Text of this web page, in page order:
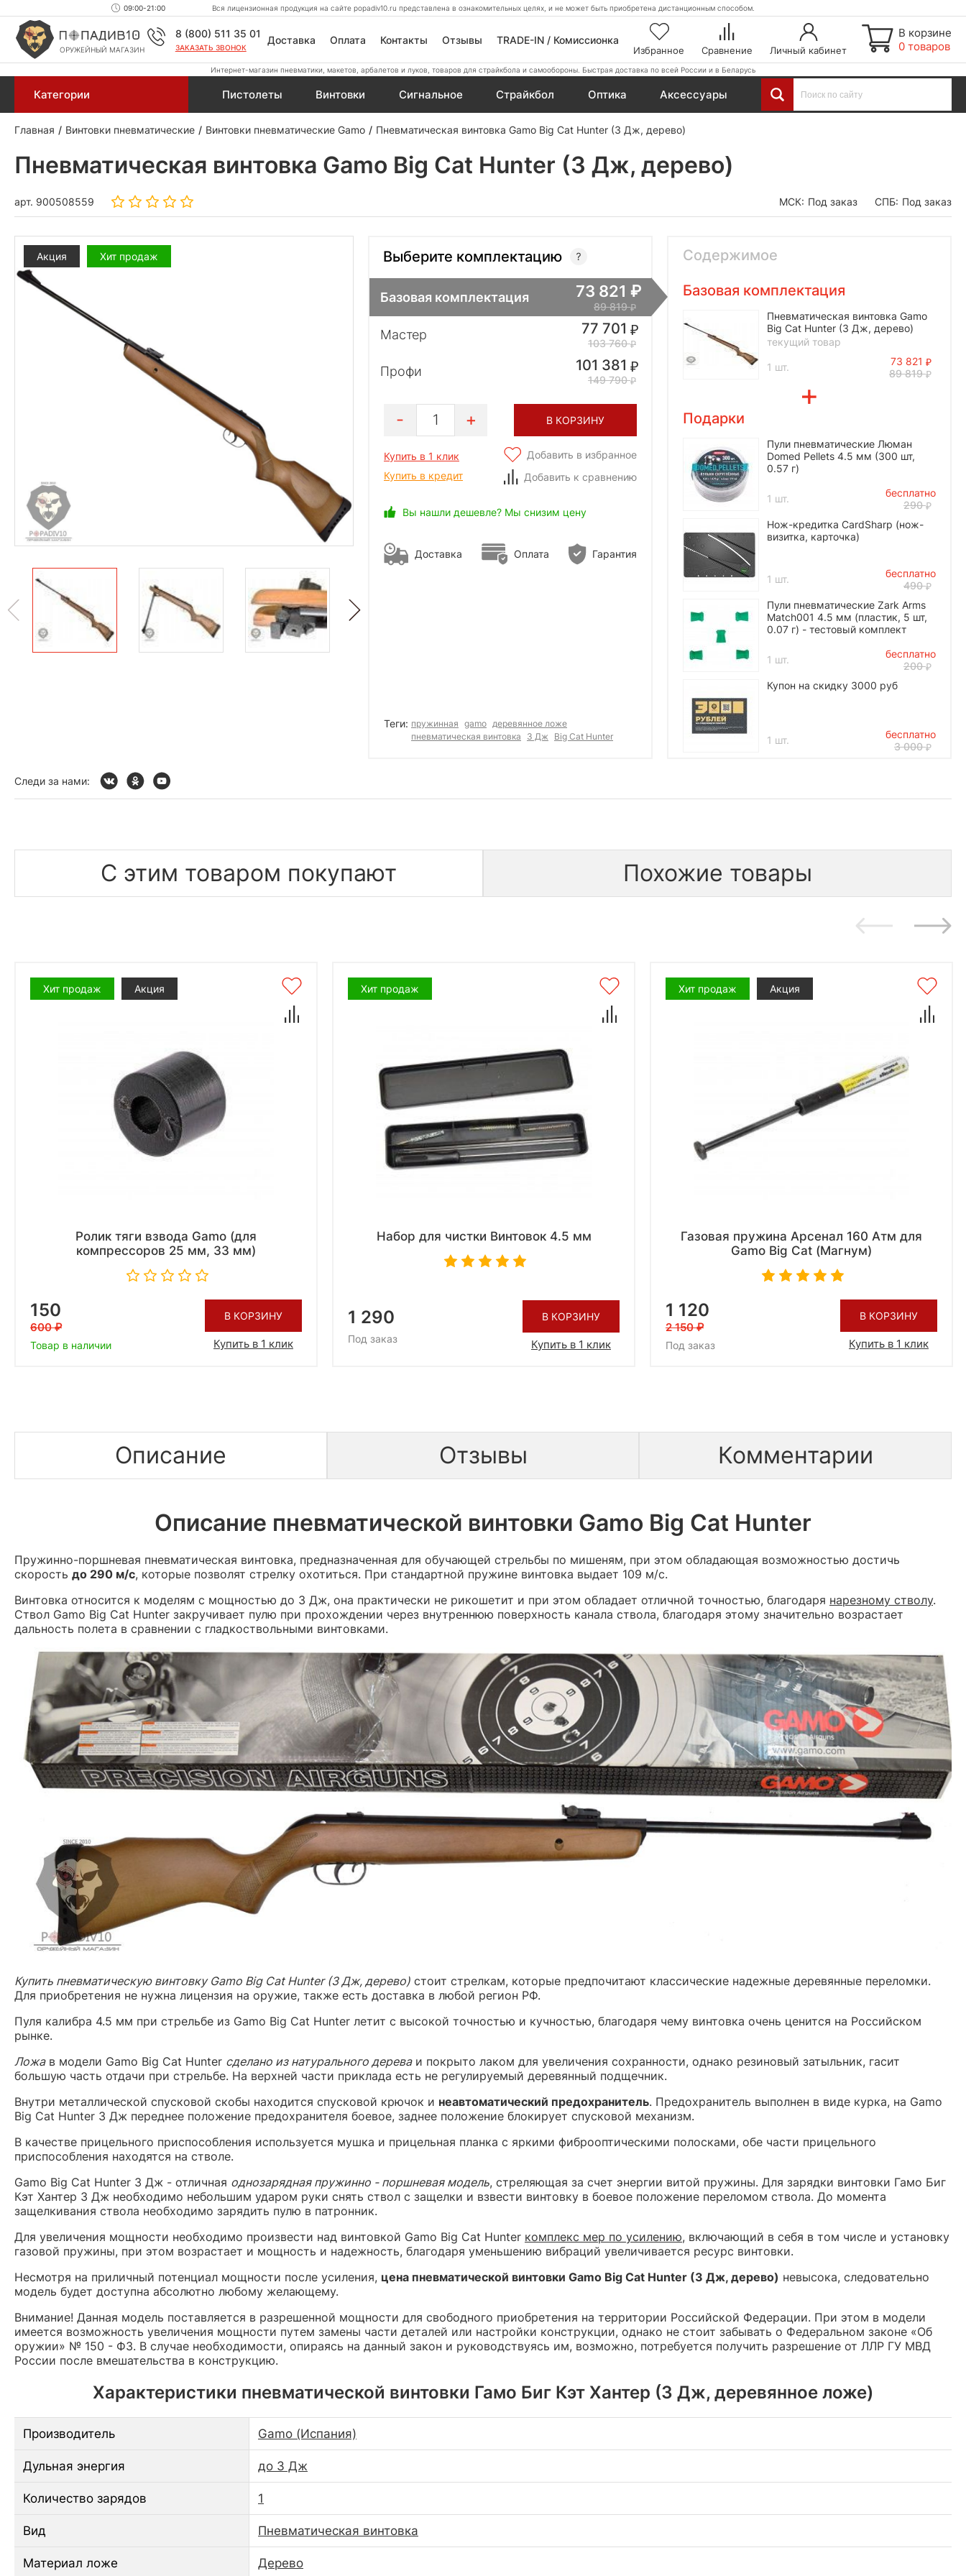
09:00-21:00 Вся лицензионная продукция на сайте popadiv10.ru представлена в ознакомительных целях, и не может быть приобретена дистанционным способом.
ОРУЖЕЙНЫЙ МАГАЗИН
8 (800) 511 35 01
ЗАКАЗАТЬ ЗВОНОК
Доставка Оплата Контакты Отзывы TRADE-IN / Комиссионка
Избранное Сравнение Личный кабинет
В корзине
0 товаров
Интернет-магазин пневматики, макетов, арбалетов и луков, товаров для страйкбола и самообороны. Быстрая доставка по всей России и в Беларусь
Категории Пистолеты Винтовки Сигнальное Страйкбол Оптика Аксессуары
Главная Винтовки пневматические Винтовки пневматические Gamo Пневматическая винтовка Gamo Big Cat Hunter (3 Дж, дерево)
Пневматическая винтовка Gamo Big Cat Hunter (3 Дж, дерево)
арт. 900508559 МСК: Под заказ СПБ: Под заказ
Акция Хит продаж Выберите комплектацию
Базовая комплектация 73 821
89 819
Мастер 77 701
103 760
Профи 101 381
149 790
1 В КОРЗИНУ
Купить в 1 клик
Купить в кредит
Добавить в избранное
Добавить к сравнению
Вы нашли дешевле? Мы снизим цену
Доставка Оплата Гарантия
Теги: пружинная gamo деревянное ложе
пневматическая винтовка
3 Дж Big Cat Hunter
Содержимое
Базовая комплектация
Пневматическая винтовка Gamo
Big Cat Hunter (3 Дж, дерево)
текущий товар
1 шт.
73 821
89 819
Подарки
Пули пневматические Люман
Domed Pellets 4.5 мм (300 шт,
0.57 г)
1 шт.
бесплатно
290
Нож-кредитка CardSharp (нож-
визитка, карточка)
1 шт.
бесплатно
490
Пули пневматические Zark Arms
Match001 4.5 мм (пластик, 5 шт,
0.07 г) - тестовый комплект
1 шт.
бесплатно
200
Купон на скидку 3000 руб
1 шт.
бесплатно
3 000
Следи за нами:
С этим товаром покупают Похожие товары
Хит продаж Акция
Ролик тяги взвода Gamo (для
компрессоров 25 мм, 33 мм)
150
600
Товар в наличии
В КОРЗИНУ
Купить в 1 клик
Хит продаж
Набор для чистки Винтовок 4.5 мм
1 290
Под заказ
В КОРЗИНУ
Купить в 1 клик
Хит продаж Акция
Газовая пружина Арсенал 160 Атм для
Gamo Big Cat (Магнум)
1 120
2 150
Под заказ
В КОРЗИНУ
Купить в 1 клик
Описание Отзывы Комментарии
Описание пневматической винтовки Gamo Big Cat Hunter
Пружинно-поршневая пневматическая винтовка, предназначенная для обучающей стрельбы по мишеням, при этом обладающая возможностью достичь
скорость до 290 м/с, которые позволят стрелку охотиться. При стандартной пружине винтовка выдает 109 м/с.
Винтовка относится к моделям с мощностью до 3 Дж, она практически не рикошетит и при этом обладает отличной точностью, благодаря нарезному стволу.
Ствол Gamo Big Cat Hunter закручивает пулю при прохождении через внутреннюю поверхность канала ствола, благодаря этому значительно возрастает
дальность полета в сравнении с гладкоствольными винтовками.
Купить пневматическую винтовку Gamo Big Cat Hunter (3 Дж, дерево) стоит стрелкам, которые предпочитают классические надежные деревянные переломки.
Для приобретения не нужна лицензия на оружие, также есть доставка в любой регион РФ.
Пуля калибра 4.5 мм при стрельбе из Gamo Big Cat Hunter летит с высокой точностью и кучностью, благодаря чему винтовка очень ценится на Российском
рынке.
Ложа в модели Gamo Big Cat Hunter сделано из натурального дереваи покрыто лаком для увеличения сохранности, однако резиновый затыльник, гасит
большую часть отдачи при стрельбе. На верхней части приклада есть не регулируемый деревянный подщечник.
Внутри металлической спусковой скобы находится спусковой крючок и неавтоматический предохранитель. Предохранитель выполнен в виде курка, на Gamo
Big Cat Hunter 3 Дж переднее положение предохранителя боевое, заднее положение блокирует спусковой механизм.
В качестве прицельного приспособления используется мушка и прицельная планка с яркими фиброоптическими полосками, обе части прицельного
приспособления находятся на стволе.
Gamo Big Cat Hunter 3 Дж - отличная однозарядная пружинно - поршневая модель, стреляющая за счет энергии витой пружины. Для зарядки винтовки Гамо Биг
Кэт Хантер 3 Дж необходимо небольшим ударом руки снять ствол с защелки и взвести винтовку в боевое положение переломом ствола. До момента
защелкивания ствола необходимо зарядить пулю в патронник.
Для увеличения мощности необходимо произвести над винтовкой Gamo Big Cat Hunter комплекс мер по усилению, включающий в себя в том числе и установку
газовой пружины, при этом возрастает и мощность и надежность, благодаря уменьшению вибраций увеличивается ресурс винтовки.
Несмотря на приличный потенциал мощности после усиления, цена пневматической винтовки Gamo Big Cat Hunter (3 Дж, дерево) невысока, следовательно
модель будет доступна абсолютно любому желающему.
Внимание! Данная модель поставляется в разрешенной мощности для свободного приобретения на территории Российской Федерации. При этом в модели
имеется возможность увеличения мощности путем замены части деталей или настройки конструкции, однако не стоит забывать о Федеральном законе «Об
оружии» № 150 - ФЗ. В случае необходимости, опираясь на данный закон и руководствуясь им, возможно, потребуется получить разрешение от ЛЛР ГУ МВД
России после вмешательства в конструкцию.
Характеристики пневматической винтовки Гамо Биг Кэт Хантер (3 Дж, деревянное ложе)
Производитель Gamo (Испания)
Дульная энергия до 3 Дж
Количество зарядов 1
Вид Пневматическая винтовка
Материал ложе Дерево